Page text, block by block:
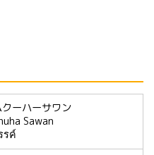
ーハーサワン
Sawan
รค์